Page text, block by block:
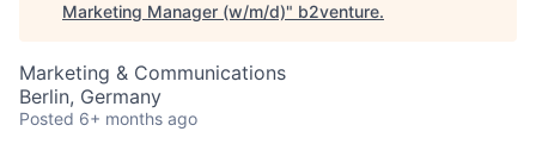
Marketing Manager (w/m/d)" b2venture.
Marketing & Communications
Berlin, Germany
Posted 6+ months ago